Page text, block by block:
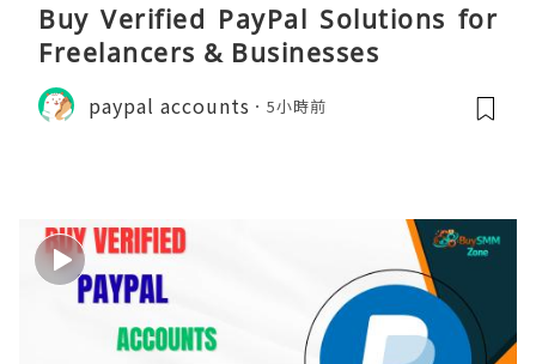
Buy Verified PayPal Solutions for
Freelancers & Businesses
paypal accounts 5小時前